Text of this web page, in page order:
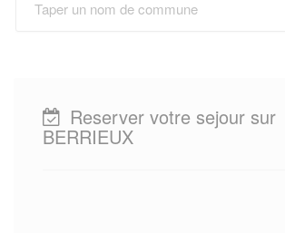
Reserver votre sejour sur
BERRIEUX